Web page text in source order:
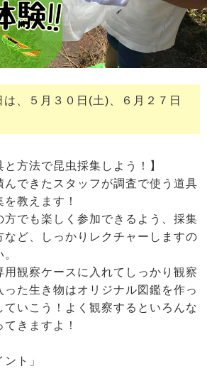
、５月３０日(土)、６月２７日
と方法で昆虫採集しよう！】
んできたスタッフが調査で使う道具
教えます！
方でも楽しく参加できるよう、採集
など、しっかりレクチャーしますの
用観察ケースに入れてしっかり観察
った生き物はオリジナル図鑑を作っ
ていこう！よく観察するといろんな
きますよ！
ト」